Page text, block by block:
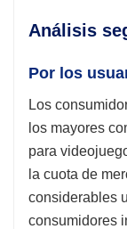
Análisis
Por los
Los
los mayores
para
la cuota de
considerables
consumidores